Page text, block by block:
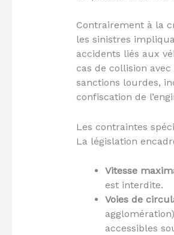
Contrairement à la
les sinistres
accidents liés aux
cas de collision
sanctions lourdes,
confiscation de
Les contraintes
La législation
Vitesse
est interdite.
Voies de
accessibles